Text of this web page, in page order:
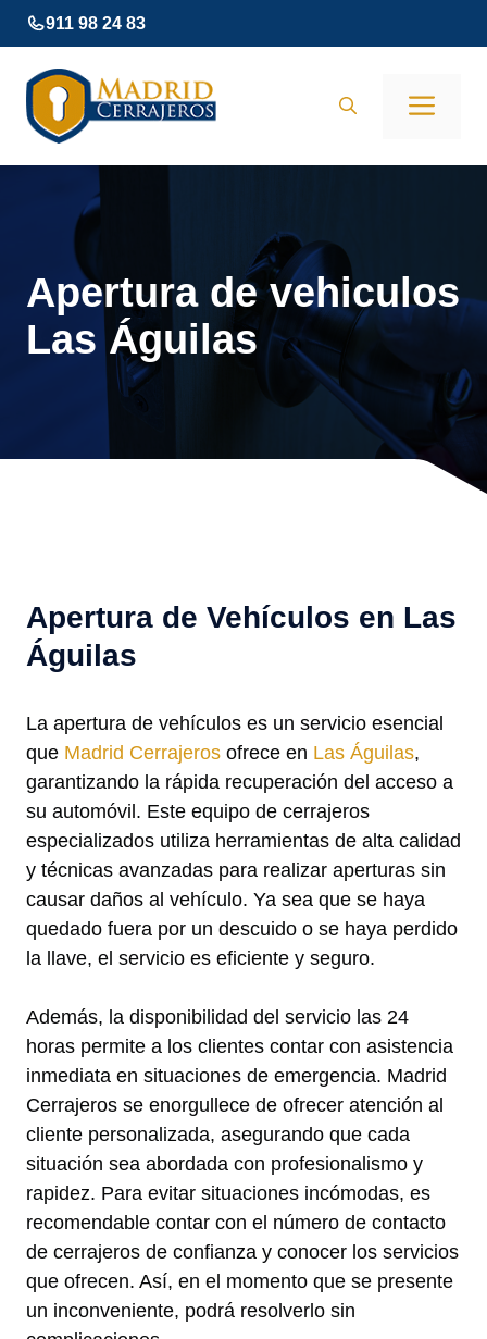
Saltar
al
contenido
911 98 24 83
Apertura de vehiculos
Las Águilas
Apertura de Vehículos en Las
Águilas
La apertura de vehículos es un servicio esencial
que Madrid Cerrajeros ofrece en Las Águilas,
garantizando la rápida recuperación del acceso a
su automóvil. Este equipo de cerrajeros
especializados utiliza herramientas de alta calidad
y técnicas avanzadas para realizar aperturas sin
causar daños al vehículo. Ya sea que se haya
quedado fuera por un descuido o se haya perdido
la llave, el servicio es eficiente y seguro.
Además, la disponibilidad del servicio las 24
horas permite a los clientes contar con asistencia
inmediata en situaciones de emergencia. Madrid
Cerrajeros se enorgullece de ofrecer atención al
cliente personalizada, asegurando que cada
situación sea abordada con profesionalismo y
rapidez. Para evitar situaciones incómodas, es
recomendable contar con el número de contacto
de cerrajeros de confianza y conocer los servicios
que ofrecen. Así, en el momento que se presente
un inconveniente, podrá resolverlo sin